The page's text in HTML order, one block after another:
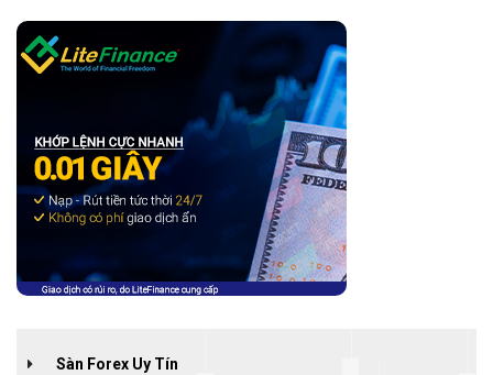
Sàn Forex Uy Tín